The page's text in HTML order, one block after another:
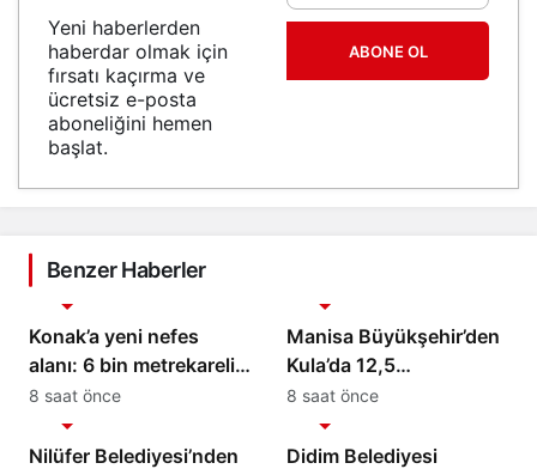
Yeni haberlerden
haberdar olmak için
fırsatı kaçırma ve
ücretsiz e-posta
aboneliğini hemen
başlat.
ABONE OL
Benzer Haberler
Konak’a yeni nefes
alanı: 6 bin metrekarelik
park hizmete açılıyor
8 saat önce
Manisa Büyükşehir’den
Kula’da 12,5
Kilometrelik Yol Hamlesi
8 saat önce
Nilüfer Belediyesi’nden
Didim Belediyesi